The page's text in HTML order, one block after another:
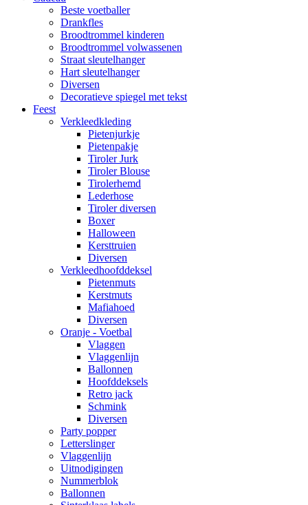
Beste voetballer
Drankfles
Broodtrommel kinderen
Broodtrommel volwassenen
Straat sleutelhanger
Hart sleutelhanger
Diversen
Decoratieve spiegel met tekst
Feest
Verkleedkleding
Pietenjurkje
Pietenpakje
Tiroler Jurk
Tiroler Blouse
Tirolerhemd
Lederhose
Tiroler diversen
Boxer
Halloween
Kersttruien
Diversen
Verkleedhoofddeksel
Pietenmuts
Kerstmuts
Mafiahoed
Diversen
Oranje - Voetbal
Vlaggen
Vlaggenlijn
Ballonnen
Hoofddeksels
Retro jack
Schmink
Diversen
Party popper
Letterslinger
Vlaggenlijn
Uitnodigingen
Nummerblok
Ballonnen